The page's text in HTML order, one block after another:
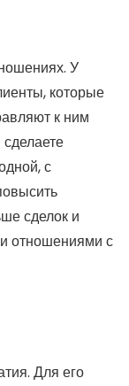
У
которые
к ним
с
сделок и
отношениями с
Для его